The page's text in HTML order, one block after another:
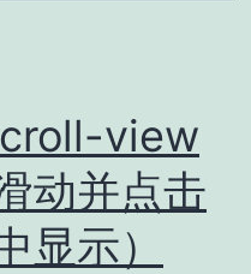
view
动并点击
显示）